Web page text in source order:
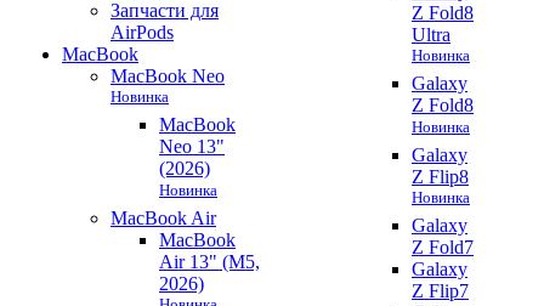
Запчасти для
AirPods
MacBook
MacBook Neo
Новинка
MacBook
Neo 13"
(2026)
Новинка
MacBook Air
MacBook
Air 13" (M5,
2026)
Z Fold8
Ultra
Новинка
Galaxy
Z Fold8
Новинка
Galaxy
Z Flip8
Новинка
Galaxy
Z Fold7
Galaxy
Z Flip7